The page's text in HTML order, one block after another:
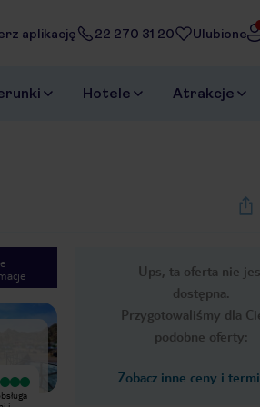
aplikację 22 270 31 20 Ulubione
Hotele Atrakcje
Ups, ta oferta nie
dostępna.
Przygotowaliśmy dla
podobne oferty:
Zobacz inne ceny i
Next slide
1/32